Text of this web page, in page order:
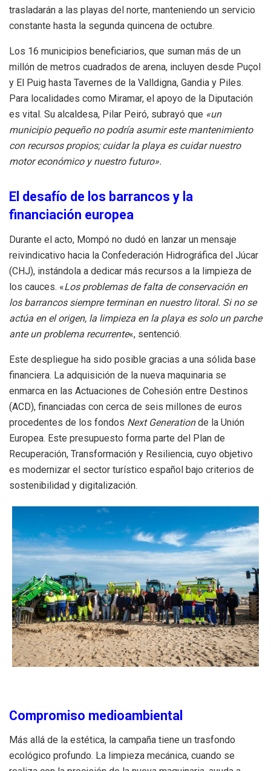
trasladarán a las playas del norte, manteniendo un servicio
constante hasta la segunda quincena de octubre.
Los 16 municipios beneficiarios, que suman más de un
millón de metros cuadrados de arena, incluyen desde Puçol
y El Puig hasta Tavernes de la Valldigna, Gandia y Piles.
Para localidades como Miramar, el apoyo de la Diputación
es vital. Su alcaldesa, Pilar Peiró, subrayó que «un
municipio pequeño no podría asumir este mantenimiento
con recursos propios; cuidar la playa es cuidar nuestro
motor económico y nuestro futuro».
El desafío de los barrancos y la
financiación europea
Durante el acto, Mompó no dudó en lanzar un mensaje
reivindicativo hacia la Confederación Hidrográfica del Júcar
(CHJ), instándola a dedicar más recursos a la limpieza de
los cauces. «Los problemas de falta de conservación en
los barrancos siempre terminan en nuestro litoral. Si no se
actúa en el origen, la limpieza en la playa es solo un parche
ante un problema recurrente«, sentenció.
Este despliegue ha sido posible gracias a una sólida base
financiera. La adquisición de la nueva maquinaria se
enmarca en las Actuaciones de Cohesión entre Destinos
(ACD), financiadas con cerca de seis millones de euros
procedentes de los fondos Next Generationde la Unión
Europea. Este presupuesto forma parte del Plan de
Recuperación, Transformación y Resiliencia, cuyo objetivo
es modernizar el sector turístico español bajo criterios de
sostenibilidad y digitalización.
Compromiso medioambiental
Más allá de la estética, la campaña tiene un trasfondo
ecológico profundo. La limpieza mecánica, cuando se